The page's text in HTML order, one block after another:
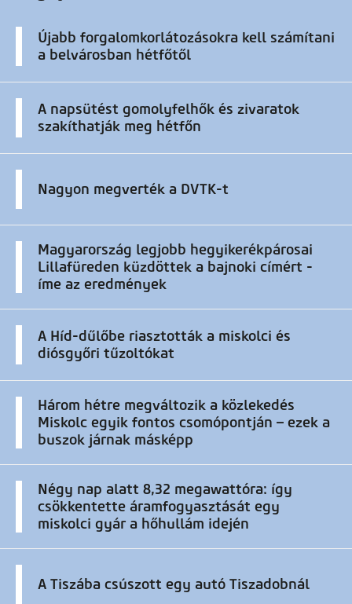
Újabb forgalomkorlátozásokra kell számítani
a belvárosban hétfőtől
A napsütést gomolyfelhők és zivaratok
szakíthatják meg hétfőn
Nagyon megverték a DVTK-t
Magyarország legjobb hegyikerékpárosai
Lillafüreden küzdöttek a bajnoki címért -
íme az eredmények
A Híd-dűlőbe riasztották a miskolci és
diósgyőri tűzoltókat
Három hétre megváltozik a közlekedés
Miskolc egyik fontos csomópontján – ezek a
buszok járnak másképp
Négy nap alatt 8,32 megawattóra: így
csökkentette áramfogyasztását egy
miskolci gyár a hőhullám idején
A Tiszába csúszott egy autó Tiszadobnál